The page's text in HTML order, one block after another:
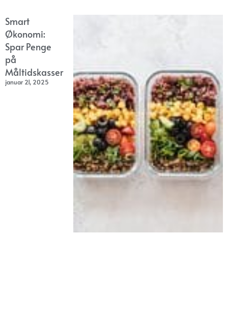
Smart
Økonomi:
Spar Penge
på
Måltidskasser
januar 21, 2025